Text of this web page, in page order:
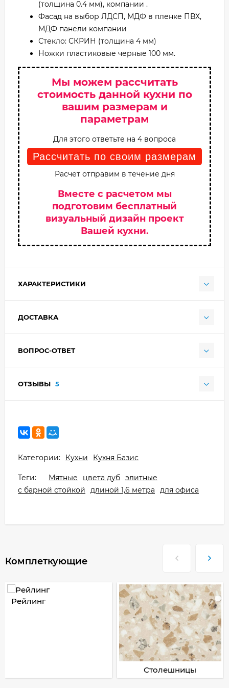
(толщина 0.4 мм), компании .
Фасад на выбор ЛДСП, МДФ в пленке ПВХ,
МДФ панели компании
Стекло: СКРИН (толщина 4 мм)
Ножки пластиковые черные 100 мм.
Мы можем рассчитать
стоимость данной кухни по
вашим размерам и
параметрам
Для этого ответьте на 4 вопроса
Рассчитать по своим размерам
Расчет отправим в течение дня
Вместе с расчетом мы
подготовим бесплатный
визуальный дизайн проект
Вашей кухни.
ХАРАКТЕРИСТИКИ
ДОСТАВКА
ВОПРОС-ОТВЕТ
ОТЗЫВЫ 5
Категории: Кухни Кухня Базис
Теги: Мятные цвета дуб элитные
с барной стойкой
длиной 1,6 метра для офиса
Комплеткующие
Рейлинг
Столешницы